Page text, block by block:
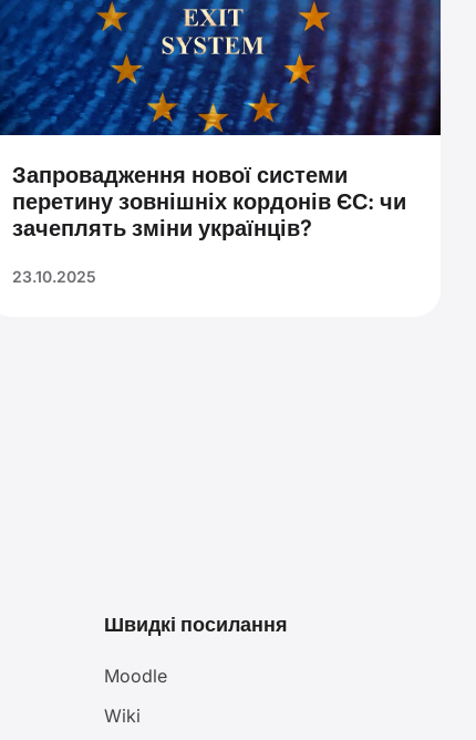
Запровадження нової системи
перетину зовнішніх кордонів ЄС: чи
зачеплять зміни українців?
23.10.2025
Швидкі посилання
Moodle
Wiki